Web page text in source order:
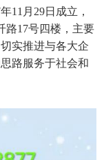
11月29日成立，
路17号四楼，主要
实推进与各大企
路服务于社会和